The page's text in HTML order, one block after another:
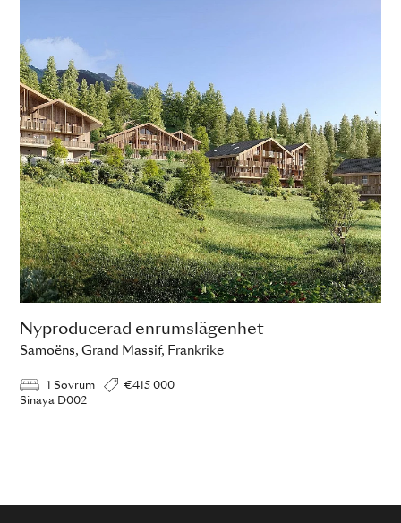
Nyproducerad enrumslägenhet
Samoëns, Grand Massif, Frankrike
1 Sovrum
€415 000
Sinaya D002